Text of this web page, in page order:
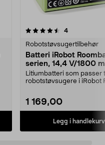
4anmeldelser
Robotstøvsugertilbehør
Batteri iRobot
serien, 14,4 V/1800
Ion
Litiumbatteri som passer
robotstøvsugere i iRobot
1 169,00
Legg i handlekurv
5.0av 5 stjerner